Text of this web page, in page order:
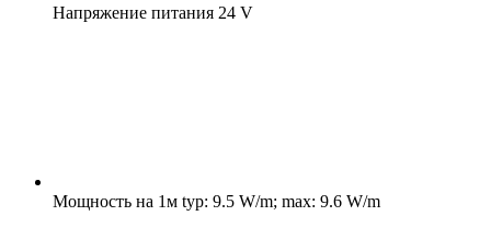
Напряжение питания 24 V
Мощность на 1м typ: 9.5 W/m; max: 9.6 W/m